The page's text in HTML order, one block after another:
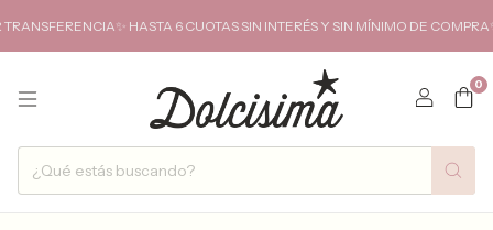
HASTA 6 CUOTAS SIN INTERÉS Y SIN MÍNIMO DE
0